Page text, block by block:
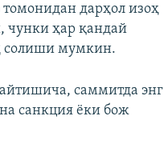
дарҳол изоҳ
чунки ҳар қандай
солиши мумкин.
саммитда энг
санкция ёки бож